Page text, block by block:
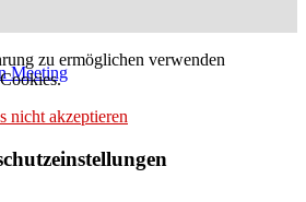
Meeting
zu ermöglichen verwenden
nicht akzeptieren